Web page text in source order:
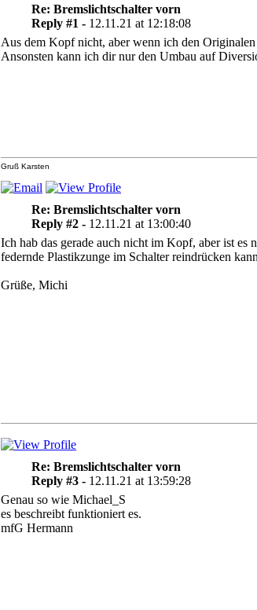
Re: Bremslichtschalter vorn
Reply #1 - 12.11.21 at 12:18:08
Aus dem Kopf nicht, aber wenn ich den
Ansonsten kann ich dir nur den Umbau auf
Gruß Karsten
Re: Bremslichtschalter vorn
Reply #2 - 12.11.21 at 13:00:40
Ich hab das gerade auch nicht im Kopf, aber ist es
federnde Plastikzunge im Schalter reindrücken
Grüße, Michi
Re: Bremslichtschalter vorn
Reply #3 - 12.11.21 at 13:59:28
Genau so wie Michael_S
es beschreibt funktioniert es.
mfG Hermann